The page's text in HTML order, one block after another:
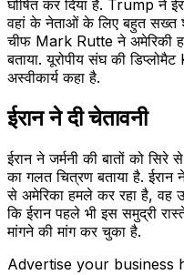
घोषित कर दिया है. Trump ने
वहां के नेताओं के लिए बहुत सख्त
चीफ Mark Rutte ने अमेरिकी
बताया. यूरोपीय संघ की
अस्वीकार्य कहा है.
ईरान ने दी चेतावनी
ईरान ने जर्मनी की बातों को
का गलत चित्रण बताया है. ईरान
से अमेरिका हमले कर रहा है, वह
कि ईरान पहले भी इस समुद्री
मांगने की मांग कर चुका है.
Advertise your business